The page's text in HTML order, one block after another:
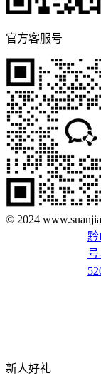
官方客服号
© 2024
黔
号
新人好礼